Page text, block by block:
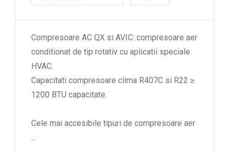
Compresoare AC QX si AVIC: compresoare aer
conditionat de tip rotativ cu aplicatii speciale
HVAC.
Capacitati compresoare clima R407C si R22 ≥
1200 BTU capacitate.
Cele mai accesibile tipuri de compresoare aer